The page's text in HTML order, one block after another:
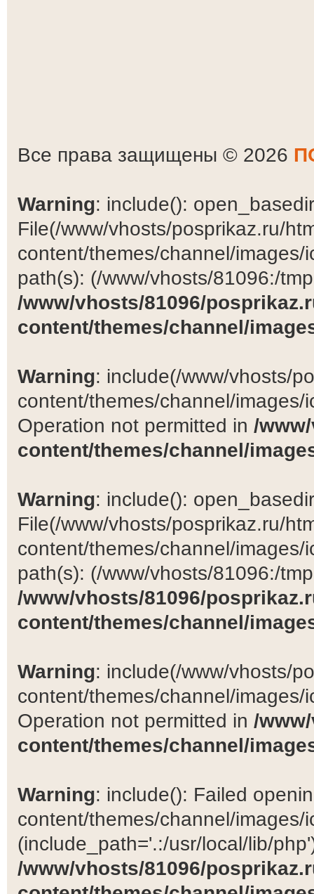
Все права защищены © 2026
Warning: include():
File(/www/vhosts/posprikaz.ru/
content/themes/channel/
path(s): (/www/vhosts/81096:/
/www/vhosts/81096/
content/themes/channel/
Warning: include(/www/vhosts/
content/themes/channel/
Operation not permitted in /
content/themes/channel/
Warning: include():
File(/www/vhosts/posprikaz.ru/
content/themes/channel/
path(s): (/www/vhosts/81096:/
/www/vhosts/81096/
content/themes/channel/
Warning: include(/www/vhosts/
content/themes/channel/
Operation not permitted in /
content/themes/channel/
Warning: include(): Failed
content/themes/channel/images/
(include_path='.:/usr/local/lib/
/www/vhosts/81096/